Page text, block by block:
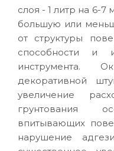
слоя - 1 литр на 6-7
большую или
от структуры
способности и
инструмента.
декоративной
увеличение
грунтования
впитывающих
нарушение